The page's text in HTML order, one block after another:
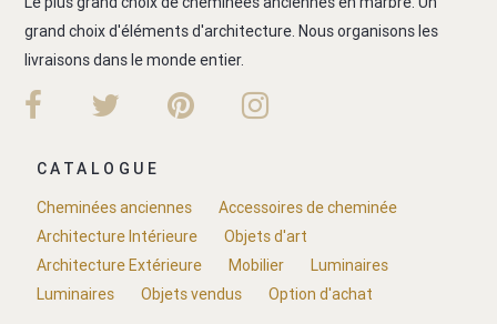
grand choix d'éléments d'architecture. Nous organisons les
livraisons dans le monde entier.
CATALOGUE
Cheminées anciennes
Accessoires de cheminée
Architecture Intérieure
Objets d'art
Architecture Extérieure
Mobilier
Luminaires
Luminaires
Objets vendus Option d'achat